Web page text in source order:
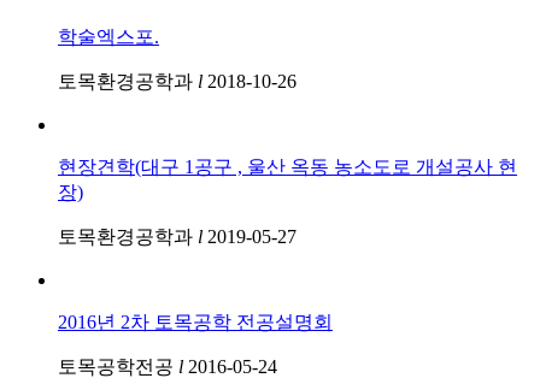
학술엑스포.
토목환경공학과 l 2018-10-26
현장견학(대구 1공구 , 울산 옥동 농소도로 개설공사 현
장)
토목환경공학과 l 2019-05-27
2016년 2차 토목공학 전공설명회
토목공학전공 l 2016-05-24